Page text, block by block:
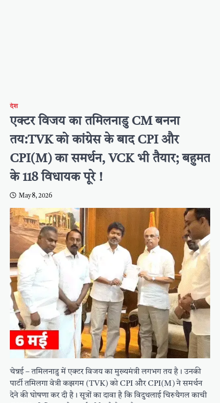
देश
एक्टर विजय का तमिलनाडु CM बनना
तय:TVK को कांग्रेस के बाद CPI और
CPI(M) का समर्थन, VCK भी तैयार; बहुमत
के 118 विधायक पूरे !
May 8, 2026
चेन्नई – तमिलनाडु में एक्टर विजय का मुख्यमंत्री लगभग तय है। उनकी
पार्टी तमिलगा वेत्री कझगम (TVK) को CPI और CPI(M) ने समर्थन
देने की घोषणा कर दी है। सूत्रों का दावा है कि विदुथलाई चिरुथैगल काची